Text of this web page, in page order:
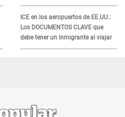
recibir la ayuda
ICE en los aeropuertos de EE.UU.:
Los DOCUMENTOS CLAVE que
debe tener un inmigrante al viajar